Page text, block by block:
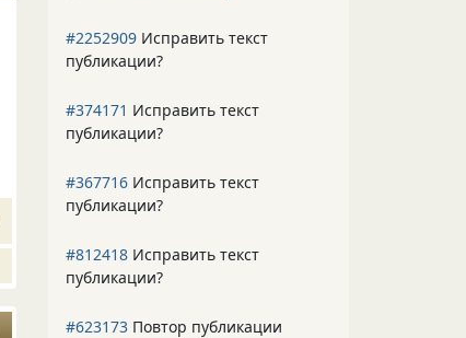
#2252909 Исправить текст
публикации?
#374171 Исправить текст
публикации?
#367716 Исправить текст
публикации?
#812418 Исправить текст
публикации?
#623173 Повтор публикации